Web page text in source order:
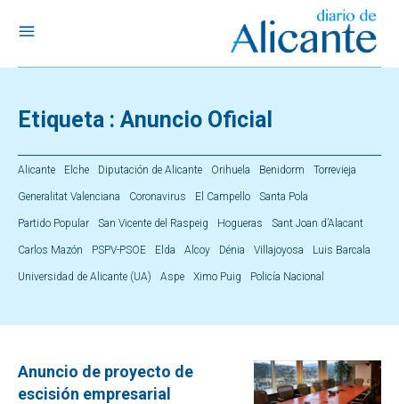
Etiqueta : Anuncio Oficial
Alicante Elche Diputación de Alicante Orihuela Benidorm Torrevieja
Generalitat Valenciana Coronavirus El Campello Santa Pola
Partido Popular San Vicente del Raspeig Hogueras Sant Joan d’Alacant
Carlos Mazón PSPV-PSOE Elda Alcoy Dénia Villajoyosa Luis Barcala
Universidad de Alicante (UA) Aspe Ximo Puig Policía Nacional
Anuncio de proyecto de
escisión empresarial